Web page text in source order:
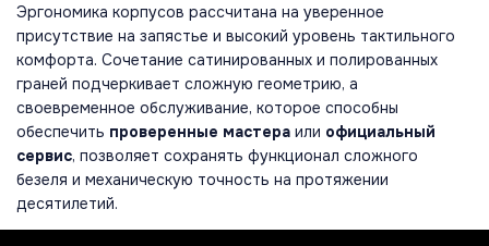
Эргономика корпусов рассчитана на уверенное
присутствие на запястье и высокий уровень тактильного
комфорта. Сочетание сатинированных и полированных
граней подчеркивает сложную геометрию, а
своевременное обслуживание, которое способны
обеспечить проверенные мастера или официальный
сервис, позволяет сохранять функционал сложного
безеля и механическую точность на протяжении
десятилетий.